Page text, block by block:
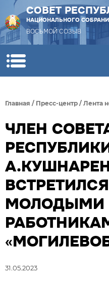
СОВЕТ
НАЦИОНАЛЬНОГО
ВОСЬМОЙ СОЗЫВ
Главная / Пресс-центр / Лента
ЧЛЕН
МОЛОДЫМИ
31.05.2023